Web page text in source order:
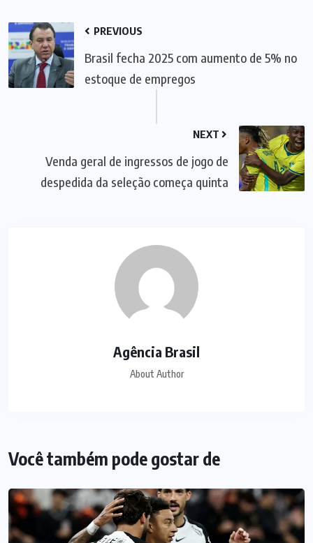
PREVIOUS
Brasil fecha 2025 com aumento de 5% no
estoque de empregos
NEXT
Venda geral de ingressos de jogo de
despedida da seleção começa quinta
Agência Brasil
About Author
Você também pode gostar de